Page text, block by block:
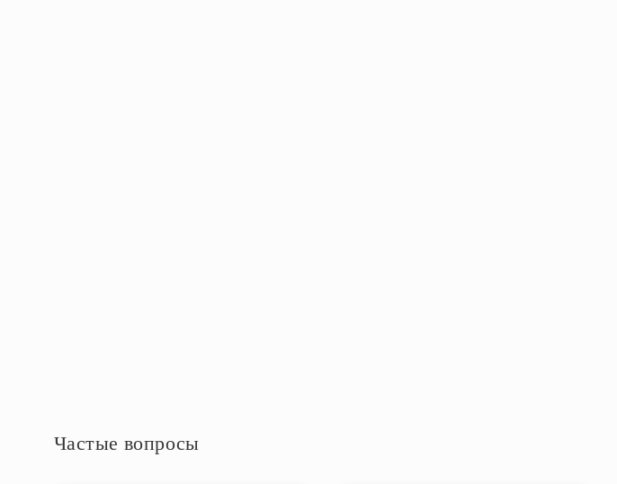
Частые вопросы